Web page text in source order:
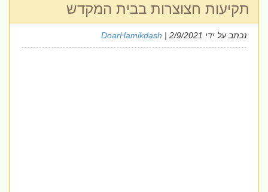
תקיעות חצוצרות בבית המקדש
נכתב על ידי DoarHamikdash| 2/9/2021